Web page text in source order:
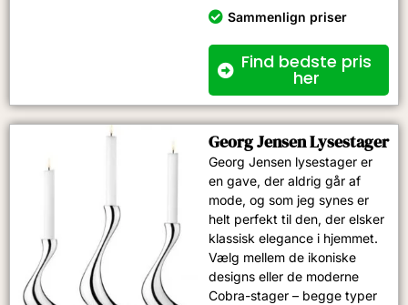
Sammenlign priser
Find bedste pris
her
Georg Jensen Lysestager​
Georg Jensen lysestager er
en gave, der aldrig går af
mode, og som jeg synes er
helt perfekt til den, der elsker
klassisk elegance i hjemmet.
Vælg mellem de ikoniske
designs eller de moderne
Cobra-stager – begge typer